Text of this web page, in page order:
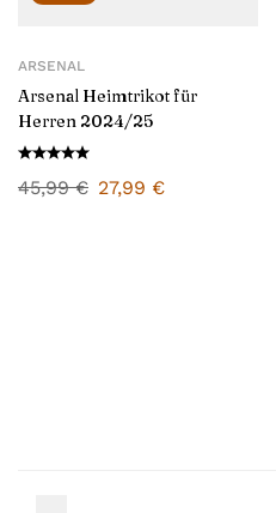
ARSENAL
Arsenal Heimtrikot für
Herren 2024/25
45,99€ 27,99 €